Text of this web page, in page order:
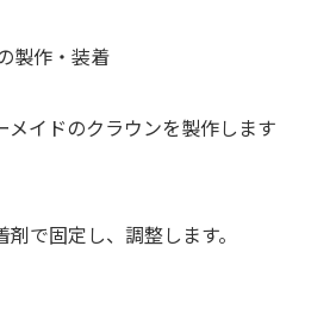
製作・装着
イドのクラウンを製作します
で固定し、調整します。